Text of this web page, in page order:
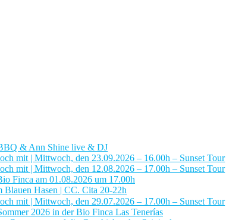
& Ann Shine live & DJ
mit | Mittwoch, den 23.09.2026 – 16.00h – Sunset Tour
mit | Mittwoch, den 12.08.2026 – 17.00h – Sunset Tour
Finca am 01.08.2026 um 17.00h
Blauen Hasen | CC. Cita 20-22h
mit | Mittwoch, den 29.07.2026 – 17.00h – Sunset Tour
2026 in der Bio Finca Las Tenerías